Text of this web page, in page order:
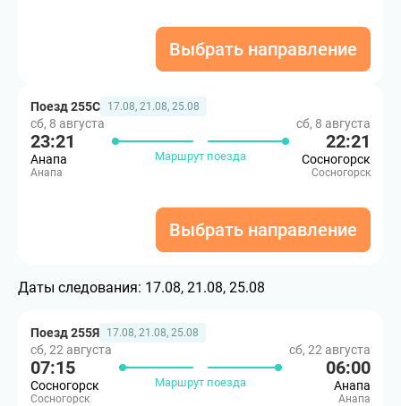
Выбрать направление
Поезд 255С 17.08, 21.08, 25.08
сб, 8 августа
23:21
Анапа
Анапа
Маршрут поезда
сб, 8 августа
22:21
Сосногорск
Сосногорск
Выбрать направление
Даты следования: 17.08, 21.08, 25.08
Поезд 255Я 17.08, 21.08, 25.08
сб, 22 августа
07:15
Сосногорск
Сосногорск
Маршрут поезда
сб, 22 августа
06:00
Анапа
Анапа